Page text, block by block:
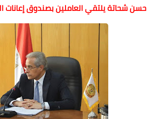
حسن شحاتة يلتقي العاملين بصندوق